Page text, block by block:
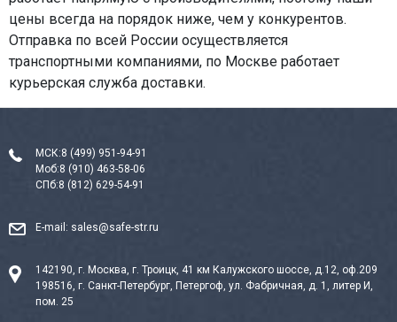
цены всегда на порядок ниже, чем у конкурентов.
Отправка по всей России осуществляется
транспортными компаниями, по Москве работает
курьерская служба доставки.
МСК:8 (499) 951-94-91
Моб:8 (910) 463-58-06
СПб:8 (812) 629-54-91
E-mail: sales@safe-str.ru
142190, г. Москва, г. Троицк, 41 км Калужского шоссе, д.12, оф.209
198516, г. Санкт-Петербург, Петергоф, ул. Фабричная, д. 1, литер И,
пом. 25